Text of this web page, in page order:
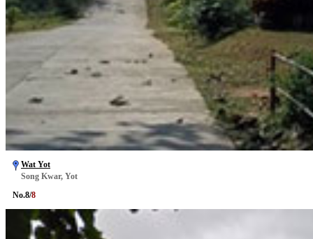
Wat Yot
Song Kwar, Yot
No.8/8